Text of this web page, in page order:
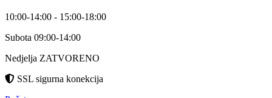
10:00-14:00 - 15:00-18:00
Subota 09:00-14:00
Nedjelja ZATVORENO
SSL sigurna konekcija